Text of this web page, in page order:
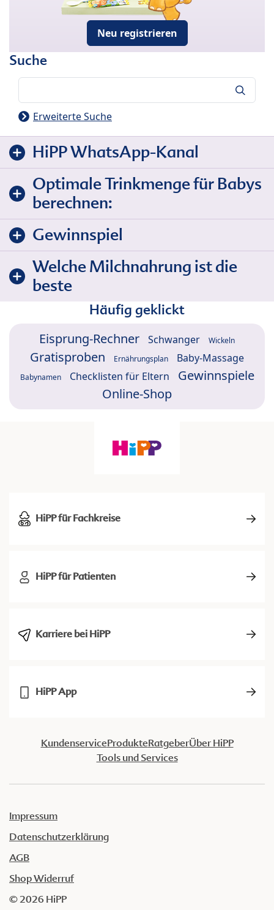
Neu registrieren
Suche
Erweiterte Suche
HiPP WhatsApp-Kanal
Optimale Trinkmenge für Babys
berechnen:
Gewinnspiel
Welche Milchnahrung ist die
beste
Häufig geklickt
Eisprung-Rechner Schwanger Wickeln
Gratisproben Ernährungsplan Baby-Massage
Babynamen Checklisten für Eltern
Gewinnspiele
Online-Shop
HiPP für Fachkreise
HiPP für Patienten
Karriere bei HiPP
HiPP App
KundenserviceProdukteRatgeberÜber HiPP
Tools und Services
Impressum
Datenschutzerklärung
AGB
Shop Widerruf
© 2026 HiPP